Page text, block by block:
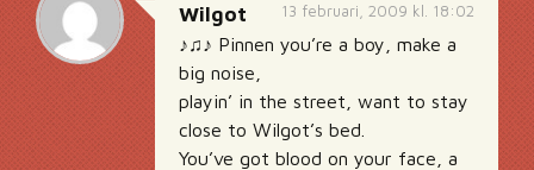
13 februari, 2009 kl. 18:02
Wilgot
♪♫♪ Pinnen you’re a boy, make a
big noise,
playin’ in the street, want to stay
close to Wilgot’s bed.
You’ve got blood on your face, a